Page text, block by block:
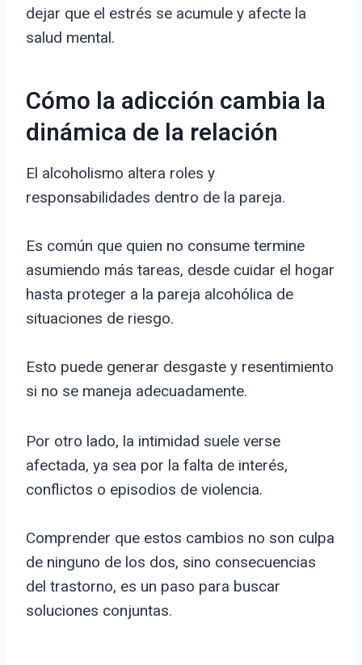
dejar que el estrés se acumule y afecte la
salud mental.
Cómo la adicción cambia la
dinámica de la relación
El alcoholismo altera roles y
responsabilidades dentro de la pareja.
Es común que quien no consume termine
asumiendo más tareas, desde cuidar el hogar
hasta proteger a la pareja alcohólica de
situaciones de riesgo.
Esto puede generar desgaste y resentimiento
si no se maneja adecuadamente.
Por otro lado, la intimidad suele verse
afectada, ya sea por la falta de interés,
conflictos o episodios de violencia.
Comprender que estos cambios no son culpa
de ninguno de los dos, sino consecuencias
del trastorno, es un paso para buscar
soluciones conjuntas.